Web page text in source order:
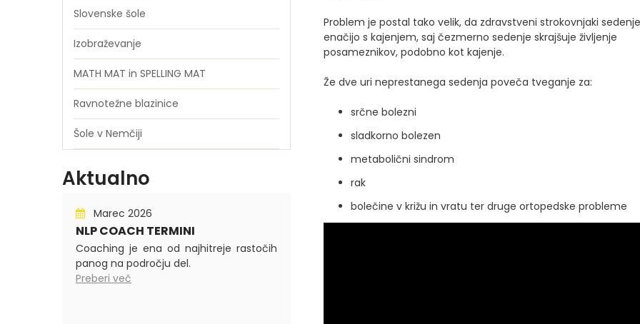
Slovenske šole
Izobraževanje
MATH MAT in SPELLING MAT
Ravnotežne blazinice
Šole v Nemčiji
Aktualno
Marec 2026
NLP COACH TERMINI
Coaching je ena od najhitreje rastočih
panog na področju del.
Preberi več
Problem je postal tako velik, da zdravstveni strokovnjaki sedenje
enačijo s kajenjem, saj čezmerno sedenje skrajšuje življenje
posameznikov, podobno kot kajenje.
Že dve uri neprestanega sedenja poveča tveganje za:
srčne bolezni
sladkorno bolezen
metabolični sindrom
rak
bolečine v križu in vratu ter druge ortopedske probleme